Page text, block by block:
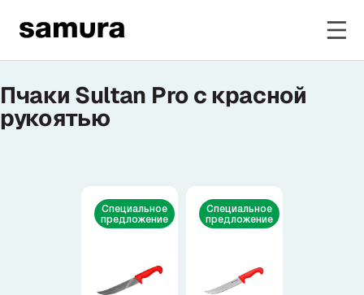
Избранное
NEW
Пчаки Sultan Pro с красной
рукоятью
Специальное
предложение
Специальное
предложение